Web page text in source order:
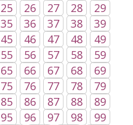
25 26 27 28
29
35 36 37 38
39
45 46 47 48
49
55 56 57 58
59
65 66 67 68
69
75 76 77 78
79
85 86 87 88
89
95 96 97 98
99